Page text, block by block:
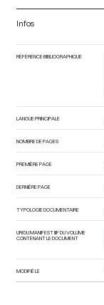
Infos
RÉFÉRENCE BIBLIOGRAPHIQUE
LANGUE PRINCIPALE
NOMBRE DE PAGES
PREMIÈRE PAGE
DERNIÈRE PAGE
TYPOLOGIE DOCUMENTAIRE
URI DU MANIFEST IIIF DU VOLUME
CONTENANT LE DOCUMENT
MODIFIÉ LE